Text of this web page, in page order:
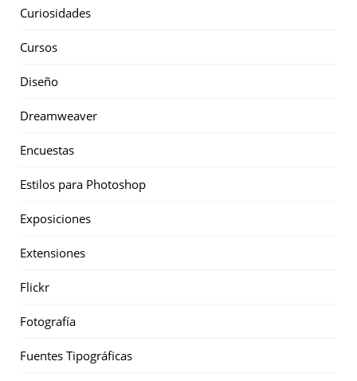
Curiosidades
Cursos
Diseño
Dreamweaver
Encuestas
Estilos para Photoshop
Exposiciones
Extensiones
Flickr
Fotografía
Fuentes Tipográficas